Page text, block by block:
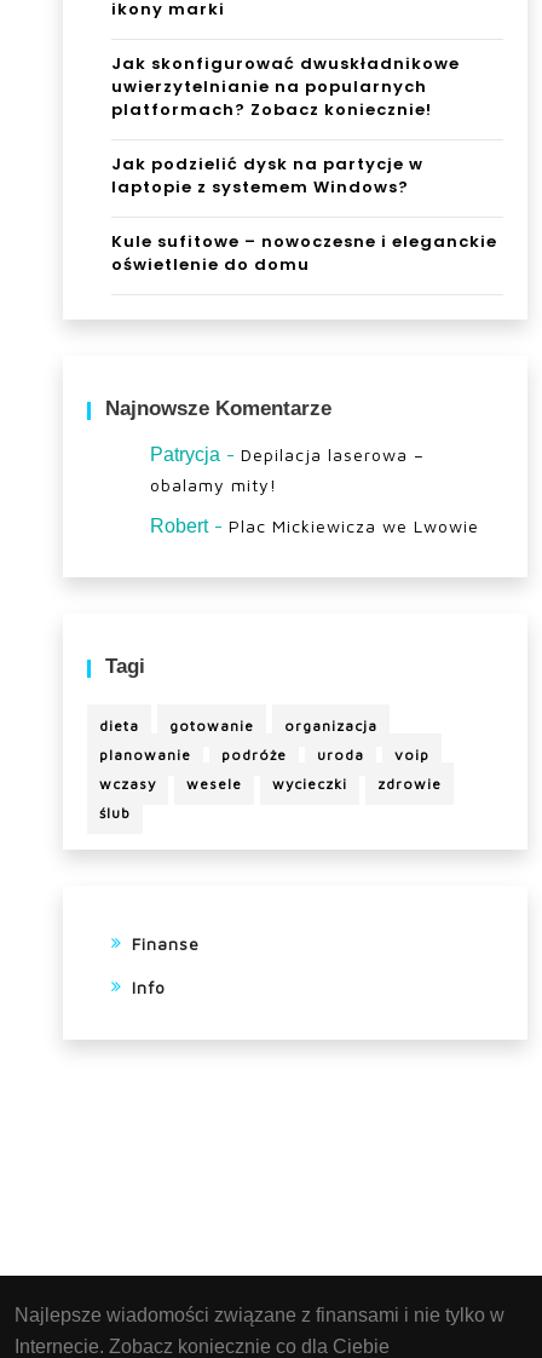
ikony marki
Jak skonfigurować dwuskładnikowe
uwierzytelnianie na popularnych
platformach? Zobacz koniecznie!
Jak podzielić dysk na partycje w
laptopie z systemem Windows?
Kule sufitowe – nowoczesne i eleganckie
oświetlenie do domu
Najnowsze Komentarze
Patrycja - Depilacja laserowa –
obalamy mity!
Robert- Plac Mickiewicza we Lwowie
Tagi
dieta gotowanie
organizacja
planowanie
podróże uroda
voip
wczasy
wesele wycieczki
zdrowie
ślub
Finanse
Info
Najlepsze wiadomości związane z finansami i nie tylko w
Internecie. Zobacz koniecznie co dla Ciebie